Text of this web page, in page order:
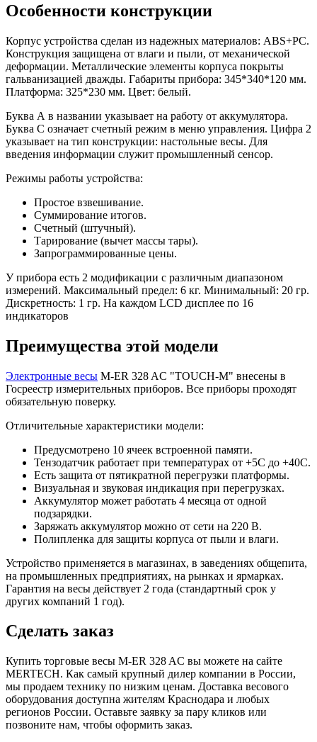
Особенности конструкции
Корпус устройства сделан из надежных материалов: ABS+PC.
Конструкция защищена от влаги и пыли, от механической
деформации. Металлические элементы корпуса покрыты
гальванизацией дважды. Габариты прибора: 345*340*120 мм.
Платформа: 325*230 мм. Цвет: белый.
Буква А в названии указывает на работу от аккумулятора.
Буква С означает счетный режим в меню управления. Цифра 2
указывает на тип конструкции: настольные весы. Для
введения информации служит промышленный сенсор.
Режимы работы устройства:
Простое взвешивание.
Суммирование итогов.
Счетный (штучный).
Тарирование (вычет массы тары).
Запрограммированные цены.
У прибора есть 2 модификации с различным диапазоном
измерений. Максимальный предел: 6 кг. Минимальный: 20 гр.
Дискретность: 1 гр. На каждом LCD дисплее по 16
индикаторов
Преимущества этой модели
Электронные весы M-ER 328 AC "TOUCH-M" внесены в
Госреестр измерительных приборов. Все приборы проходят
обязательную поверку.
Отличительные характеристики модели:
Предусмотрено 10 ячеек встроенной памяти.
Тензодатчик работает при температурах от +5С до +40С.
Есть защита от пятикратной перегрузки платформы.
Визуальная и звуковая индикация при перегрузках.
Аккумулятор может работать 4 месяца от одной
подзарядки.
Заряжать аккумулятор можно от сети на 220 В.
Полипленка для защиты корпуса от пыли и влаги.
Устройство применяется в магазинах, в заведениях общепита,
на промышленных предприятиях, на рынках и ярмарках.
Гарантия на весы действует 2 года (стандартный срок у
других компаний 1 год).
Сделать заказ
Купить торговые весы M-ER 328 AC вы можете на сайте
MERTECH. Как самый крупный дилер компании в России,
мы продаем технику по низким ценам. Доставка весового
оборудования доступна жителям Краснодара и любых
регионов России. Оставьте заявку за пару кликов или
позвоните нам, чтобы оформить заказ.